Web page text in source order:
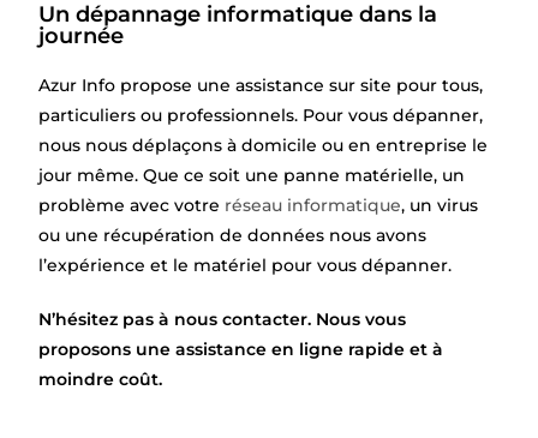
Un dépannage informatique dans la
journée
Azur Info propose une assistance sur site pour tous,
particuliers ou professionnels. Pour vous dépanner,
nous nous déplaçons à domicile ou en entreprise le
jour même. Que ce soit une panne matérielle, un
problème avec votre réseau informatique, un virus
ou une récupération de données nous avons
l’expérience et le matériel pour vous dépanner.
N’hésitez pas à nous contacter. Nous vous
proposons une assistance en ligne rapide et à
moindre coût.